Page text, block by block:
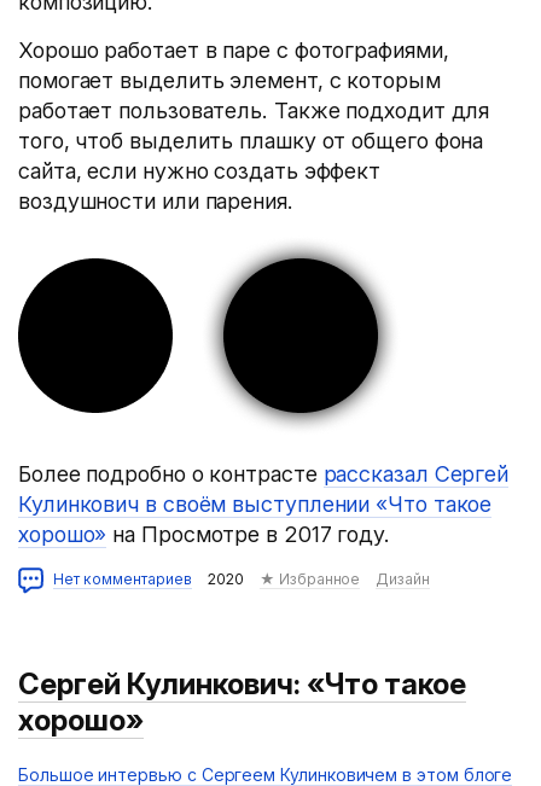
Хорошо работает в паре с фотографиями,
помогает выделить элемент, с которым
работает пользователь. Также подходит для
того, чтоб выделить плашку от общего фона
сайта, если нужно создать эффект
воздушности или парения.
Более подробно о контрасте рассказал Сергей
Кулинкович в своём выступлении «Что такое
хорошо» на Просмотре в 2017 году.
Нет комментариев 2020 ★ Избранное Дизайн
Сергей Кулинкович: «Что такое
хорошо»
Большое интервью с Сергеем Кулинковичем в этом блоге